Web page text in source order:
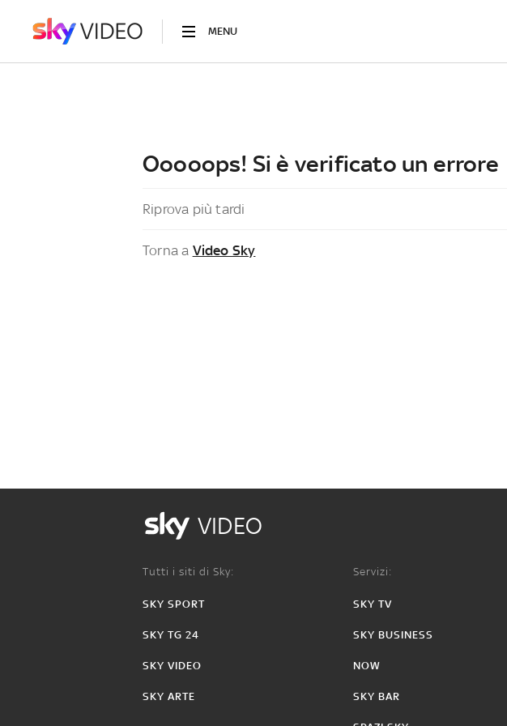
MENU
Ooooops! Si è verificato un errore
Riprova più tardi
Torna a Video Sky
VIDEO
Tutti i siti di Sky:
SKY SPORT
SKY TG 24
SKY VIDEO
SKY ARTE
Servizi:
SKY TV
SKY BUSINESS
NOW
SKY BAR